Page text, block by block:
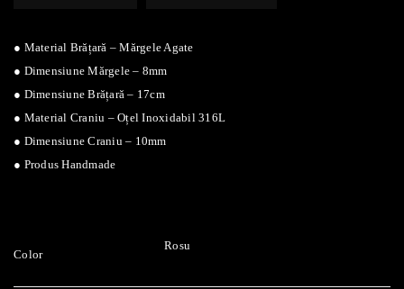
● Material Brățară – Mărgele Agate
● Dimensiune Mărgele – 8mm
● Dimensiune Brățară – 17cm
● Material Craniu – Oțel Inoxidabil 316L
● Dimensiune Craniu – 10mm
● Produs Handmade
Color
Rosu